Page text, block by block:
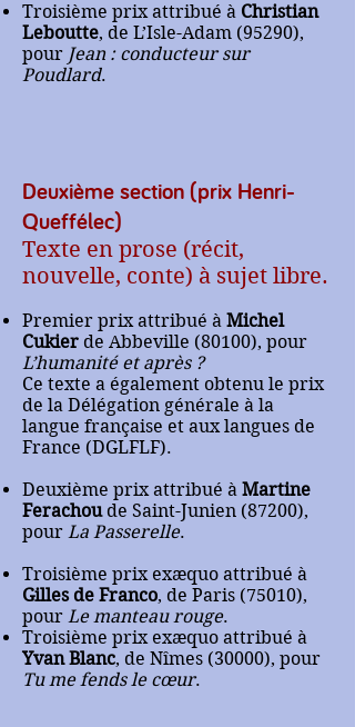
Troisième prix attribué à Christian
Leboutte, de L’Isle-Adam (95290),
pour Jean : conducteur sur
Poudlard.
Deuxième section (prix Henri-
Queffélec)
Texte en prose (récit,
nouvelle, conte) à sujet libre.
Premier prix attribué à Michel
Cukier de Abbeville (80100), pour
L’humanité et après ?
Ce texte a également obtenu le prix
de la Délégation générale à la
langue française et aux langues de
France (DGLFLF).
Deuxième prix attribué à Martine
Ferachoude Saint-Junien (87200),
pour La Passerelle.
Troisième prix exæquo attribué à
Gilles de Franco, de Paris (75010),
pour Le manteau rouge.
Troisième prix exæquo attribué à
Yvan Blanc, de Nîmes (30000), pour
Tu me fends le cœur.